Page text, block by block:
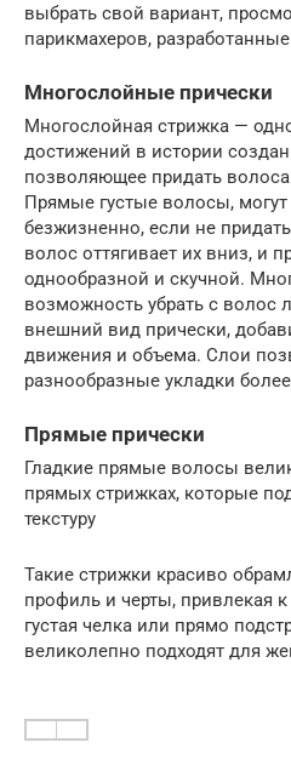
выбрать свой вариант,
парикмахеров,
Многослойные прически
Многослойная стрижка —
достижений в истории
позволяющее придать
Прямые густые волосы,
безжизненно, если не
волос оттягивает их вниз, и
однообразной и скучной.
возможность убрать с волос
внешний вид прически,
движения и объема. Слои
разнообразные укладки
Прямые прически
Гладкие прямые волосы
прямых стрижках, которые
текстуру
Такие стрижки красиво
профиль и черты, привлекая
густая челка или прямо
великолепно подходят для